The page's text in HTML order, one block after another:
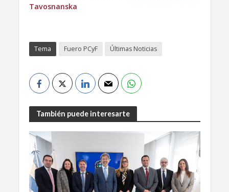
Tavosnanska
Tema Fuero PCyF Últimas Noticias
También puede interesarte